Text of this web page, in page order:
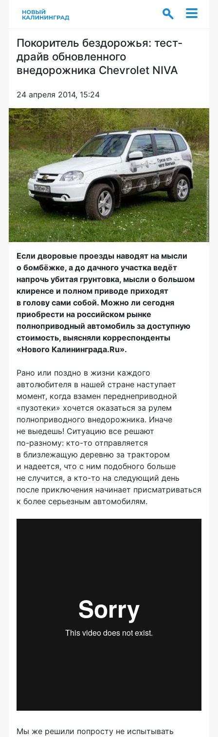
Покоритель бездорожья: тест-
драйв обновленного
внедорожника Chevrolet NIVA
24 апреля 2014, 15:24
Если дворовые проезды наводят на мысли
о бомбёжке, а до дачного участка ведёт
напрочь убитая грунтовка, мысли о большом
клиренсе и полном приводе приходят
в голову сами собой. Можно ли сегодня
приобрести на российском рынке
полноприводный автомобиль за доступную
стоимость, выясняли корреспонденты
«Нового Калининграда.Ru».
Рано или поздно в жизни каждого
автолюбителя в нашей стране наступает
момент, когда взамен переднеприводной
«пузотеки» хочется оказаться за рулем
полноприводного внедорожника. Иначе
не выедешь! Ситуацию все решают
по-разному: кто-то отправляется
в близлежащую деревню за трактором
и надеется, что с ним подобного больше
не случится, а кто-то на следующий день
после приключения начинает присматриваться
к более серьезным автомобилям.
Мы же решили попросту не испытывать